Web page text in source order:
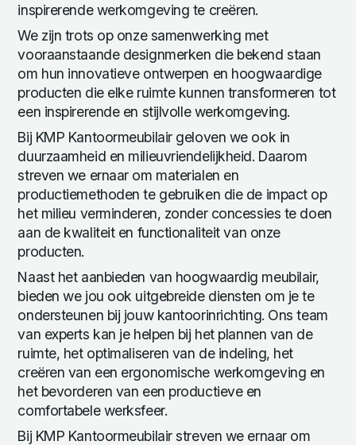
inspirerende werkomgeving te creëren.
We zijn trots op onze samenwerking met
vooraanstaande designmerken die bekend staan
om hun innovatieve ontwerpen en hoogwaardige
producten die elke ruimte kunnen transformeren tot
een inspirerende en stijlvolle werkomgeving.
Bij KMP Kantoormeubilair geloven we ook in
duurzaamheid en milieuvriendelijkheid. Daarom
streven we ernaar om materialen en
productiemethoden te gebruiken die de impact op
het milieu verminderen, zonder concessies te doen
aan de kwaliteit en functionaliteit van onze
producten.
Naast het aanbieden van hoogwaardig meubilair,
bieden we jou ook uitgebreide diensten om je te
ondersteunen bij jouw kantoorinrichting. Ons team
van experts kan je helpen bij het plannen van de
ruimte, het optimaliseren van de indeling, het
creëren van een ergonomische werkomgeving en
het bevorderen van een productieve en
comfortabele werksfeer.
Bij KMP Kantoormeubilair streven we ernaar om